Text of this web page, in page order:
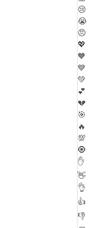
😢
😭
😠
💖
🧡
💙
💚
💕
💔
🎯
🔥
💯
🧿
✋
👋
👌
👍
👎